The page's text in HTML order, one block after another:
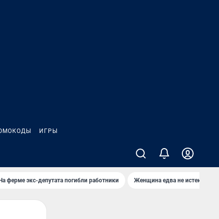
ИГРЫ
ферме экс-депутата погибли работники Женщина едва не истекла